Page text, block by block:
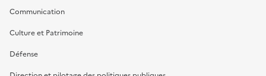
Communication
Culture et Patrimoine
Défense